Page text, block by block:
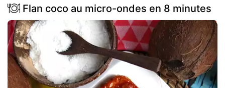
Flan coco au micro-ondes en 8 minutes